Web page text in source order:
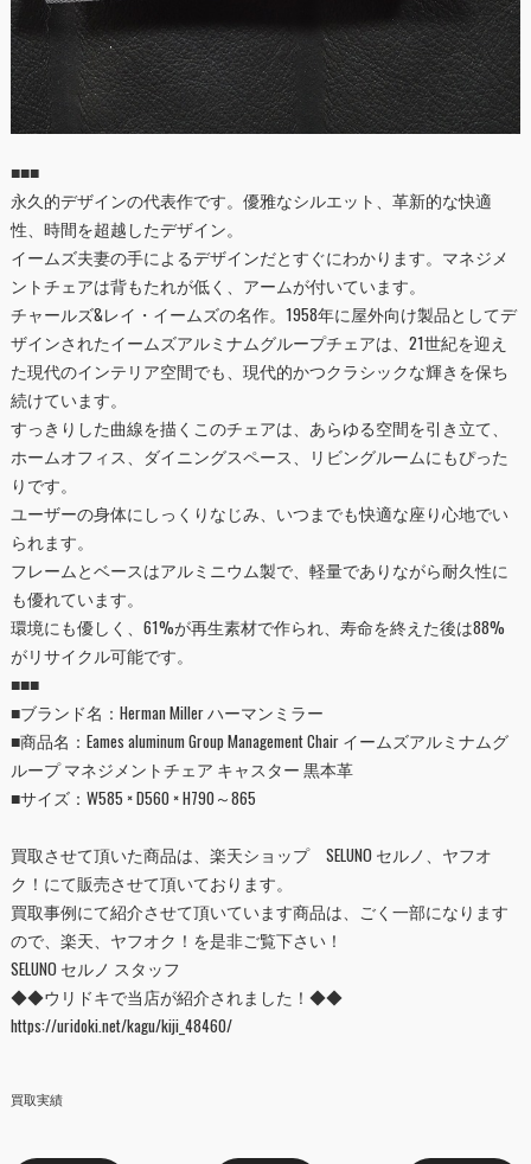
■■■
永久的デザインの代表作です。優雅なシルエット、革新的な快適
性、時間を超越したデザイン。
イームズ夫妻の手によるデザインだとすぐにわかります。マネジメ
ントチェアは背もたれが低く、アームが付いています。
チャールズ&レイ・イームズの名作。1958年に屋外向け製品としてデ
ザインされたイームズアルミナムグループチェアは、21世紀を迎え
た現代のインテリア空間でも、現代的かつクラシックな輝きを保ち
続けています。
すっきりした曲線を描くこのチェアは、あらゆる空間を引き立て、
ホームオフィス、ダイニングスペース、リビングルームにもぴった
りです。
ユーザーの身体にしっくりなじみ、いつまでも快適な座り心地でい
られます。
フレームとベースはアルミニウム製で、軽量でありながら耐久性に
も優れています。
環境にも優しく、61%が再生素材で作られ、寿命を終えた後は88%
がリサイクル可能です。
■■■
■ブランド名：Herman Miller ハーマンミラー
■商品名：Eames aluminum Group Management Chair イームズアルミナムグ
ループ マネジメントチェア キャスター 黒本革
■サイズ：W585 × D560 × H790～865
買取させて頂いた商品は、 楽天ショップ SELUNO セルノ
ヤフオ
ク！ にて販売させて頂いております。
買取事例にて紹介させて頂いています商品は、ごく一部になります
ので、楽天、ヤフオク！を是非ご覧下さい！
SELUNO セルノ スタッフ
◆◆ウリドキで当店が紹介されました！◆◆
https://uridoki.net/kagu/kiji_48460/
買取実績